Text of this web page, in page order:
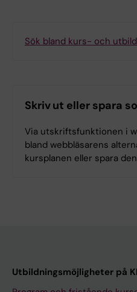
Sök bland kurs- och
Skriv ut eller spara
Via utskriftsfunktionen i
bland webbläsarens
kursplanen eller spara
Utbildningsmöjligheter på KI